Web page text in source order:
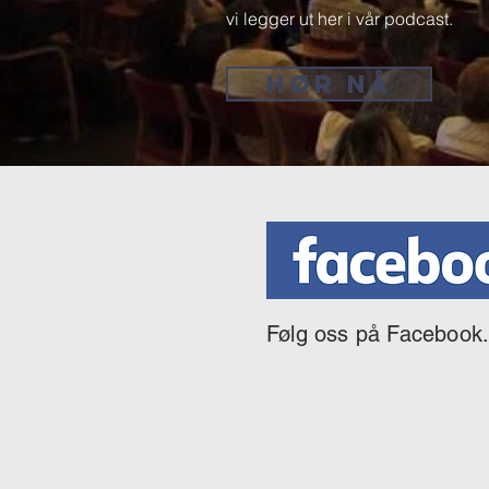
vi legger ut her i vår podcast.
HØR NÅ
Følg oss på Facebook.